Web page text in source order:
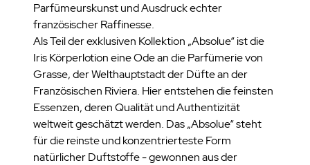
Parfümeurskunst und Ausdruck echter
französischer Raffinesse.
Als Teil der exklusiven Kollektion „Absolue“ ist die
Iris Körperlotion eine Ode an die Parfümerie von
Grasse, der Welthauptstadt der Düfte an der
Französischen Riviera. Hier entstehen die feinsten
Essenzen, deren Qualität und Authentizität
weltweit geschätzt werden. Das „Absolue“ steht
für die reinste und konzentrierteste Form
natürlicher Duftstoffe - gewonnen aus der